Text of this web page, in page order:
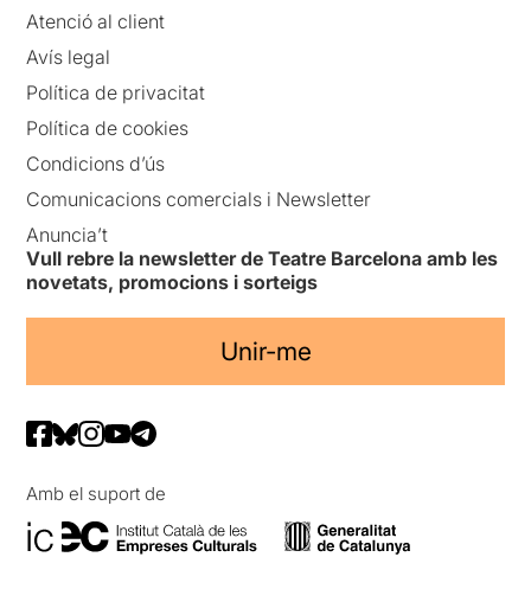
Atenció al client
Avís legal
Política de privacitat
Política de cookies
Condicions d’ús
Comunicacions comercials i Newsletter
Anuncia’t
Vull rebre la newsletter de Teatre Barcelona amb les
novetats, promocions i sorteigs
Unir-me
Amb el suport de